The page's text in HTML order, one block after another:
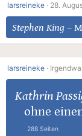
larsreineke · 28.
Stephen King –
larsreineke ·
Kathrin
ohne
288 Seiten